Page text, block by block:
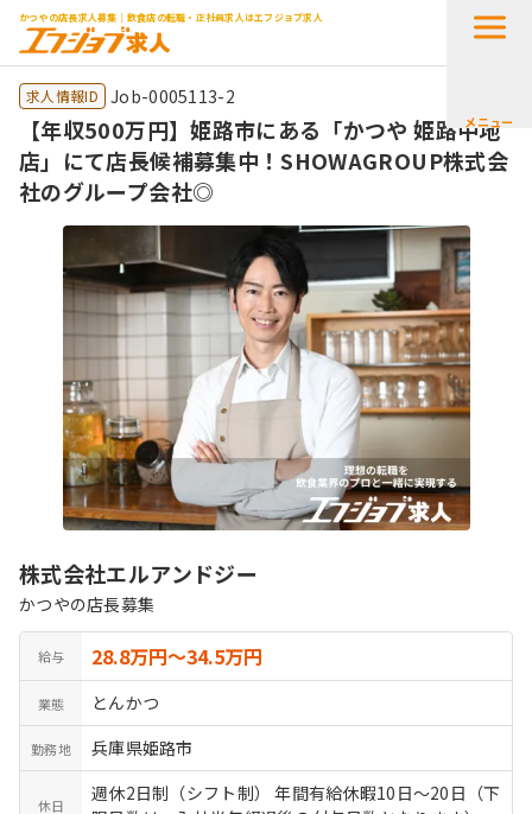
かつやの店長求人募集｜飲食店の転職・正社員求人はエフジョブ求人
メニュー
【年収500万円】姫路市にある「かつや 姫路中地
店」にて店長候補募集中！SHOWAGROUP株式会
社のグループ会社◎
求人情報ID Job-0005113-2
株式会社エルアンドジー
かつやの店長募集
給与 28.8万円〜34.5万円
業態 とんかつ
勤務地 兵庫県姫路市
休日
週休2日制（シフト制） 年間有給休暇10日～20日（下